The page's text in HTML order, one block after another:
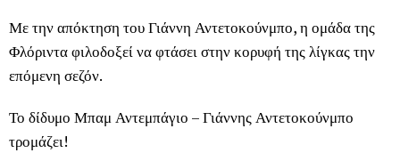
Με την απόκτηση του Γιάννη Αντετοκούνμπο, η ομάδα της
Φλόριντα φιλοδοξεί να φτάσει στην κορυφή της λίγκας την
επόμενη σεζόν.
Το δίδυμο Μπαμ Αντεμπάγιο – Γιάννης Αντετοκούνμπο
τρομάζει!